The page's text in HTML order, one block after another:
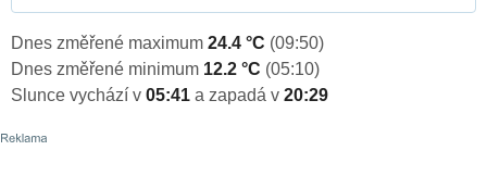
Dnes změřené maximum 24.4 °C (09:50)
Dnes změřené minimum 12.2 °C (05:10)
Slunce vychází v 05:41 a zapadá v 20:29